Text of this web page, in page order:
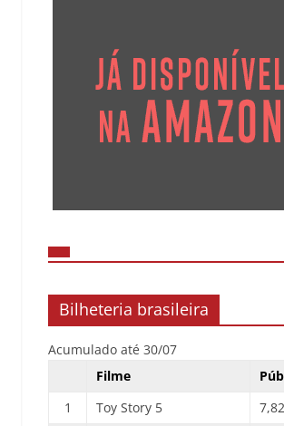
Bilheteria brasileira
Acumulado até 30/07
Filme
1
Toy Story 5